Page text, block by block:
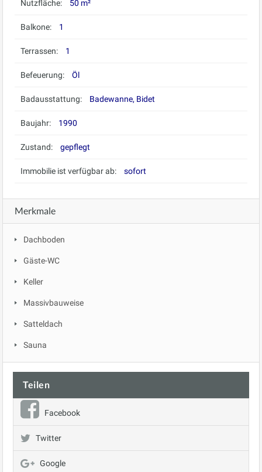
Nutzfläche: 50 m²
Balkone: 1
Terrassen: 1
Befeuerung: Öl
Badausstattung: Badewanne, Bidet
Baujahr: 1990
Zustand: gepflegt
Immobilie ist verfügbar ab: sofort
Merkmale
Dachboden
Gäste-WC
Keller
Massivbauweise
Satteldach
Sauna
Teilen
Facebook
Twitter
Google